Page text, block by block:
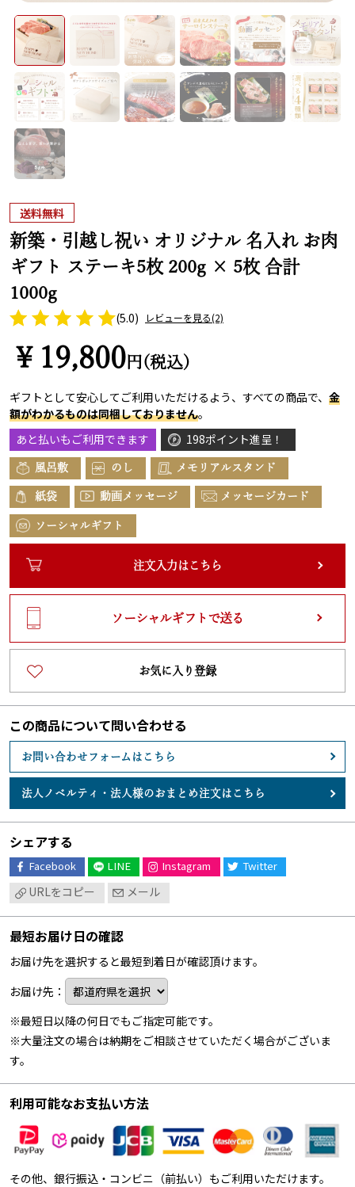
送料無料
新築・引越し祝い オリジナル 名入れ お肉
ギフト ステーキ5枚 200g × 5枚 合計
1000g
(5.0) レビューを見る(2)
￥19,800 円(税込)
ギフトとして安心してご利用いただけるよう、すべての商品で、 金
額がわかるものは同梱しておりません。
あと払いもご利用できます
198ポイント進呈！
風呂敷 のし メモリアルスタンド
紙袋 動画メッセージ メッセージカード
ソーシャルギフト
注文入力はこちら
ソーシャルギフトで送る
お気に入り登録
この商品について問い合わせる
お問い合わせフォームはこちら
法人ノベルティ・ 法人様のおまとめ注文はこちら
シェアする
Facebook LINE Instagram Twitter
URLをコピー メール
最短お届け日の確認
お届け先を選択すると最短到着日が確認頂けます。
お届け先：
※最短日以降の何日でもご指定可能です。
※大量注文の場合は納期をご相談させていただく場合がございま
す。
利用可能なお支払い方法
その他、銀行振込・コンビニ（前払い）もご利用いただけます。